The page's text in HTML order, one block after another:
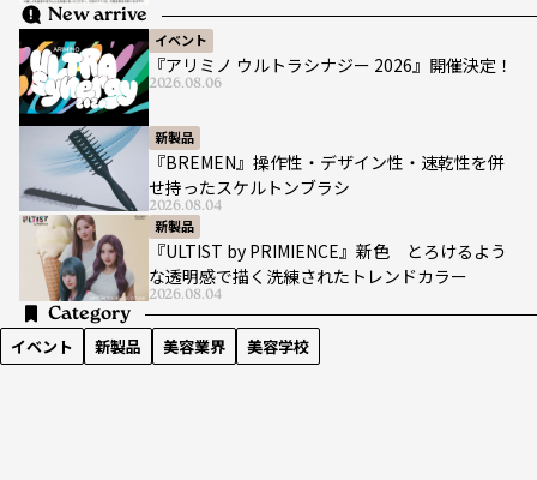
New arrive
イベント
『アリミノ ウルトラシナジー 2026』開催決定！
2026.08.06
新製品
『BREMEN』操作性・デザイン性・速乾性を併
せ持ったスケルトンブラシ
2026.08.04
新製品
『ULTIST by PRIMIENCE』新色 とろけるよう
な透明感で描く洗練されたトレンドカラー
2026.08.04
Category
イベント 新製品 美容業界 美容学校